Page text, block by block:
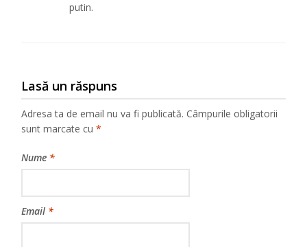
putin.
Lasă un răspuns
Adresa ta de email nu va fi publicată. Câmpurile obligatorii
sunt marcate cu*
Nume *
Email *